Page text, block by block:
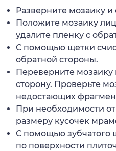
Разверните мозаику и
Положите мозаику
удалите пленку с
С помощью щетки
обратной стороны.
Переверните мозаику
сторону. Проверьте
недостающих
При необходимости
размеру кусочек
С помощью зубчатого
по поверхности